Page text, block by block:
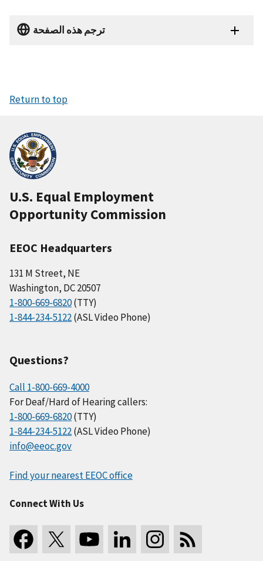
ترجم هذه الصفحة
Return to top
U.S. Equal Employment
Opportunity Commission
EEOC Headquarters
131 M Street, NE
Washington, DC 20507
1-800-669-6820(TTY)
1-844-234-5122(ASL Video Phone)
Questions?
Call 1-800-669-4000
For Deaf/Hard of Hearing callers:
1-800-669-6820(TTY)
1-844-234-5122(ASL Video Phone)
info@eeoc.gov
Find your nearest EEOC office
Connect With Us